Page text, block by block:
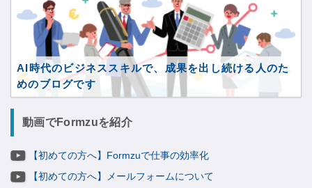
AI時代のビジネススキルで、成果を出し続ける人のた
めのブログです
動画でFormzuを紹介
【初めての方へ】Formzuで仕事の効率化
【初めての方へ】メールフォームについて